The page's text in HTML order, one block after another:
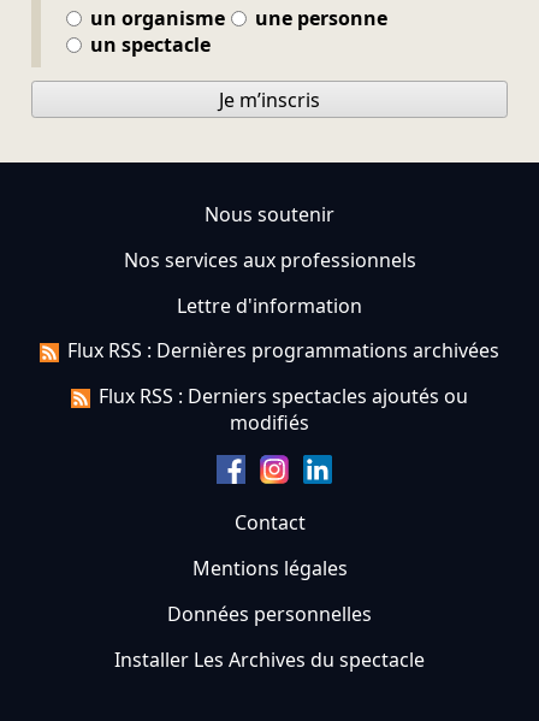
un organisme
une personne
un spectacle
Je m’inscris
Nous soutenir
Nos services aux professionnels
Lettre d'information
Flux RSS : Dernières programmations archivées
Flux RSS : Derniers spectacles ajoutés ou
modifiés
Contact
Mentions légales
Données personnelles
Installer Les Archives du spectacle